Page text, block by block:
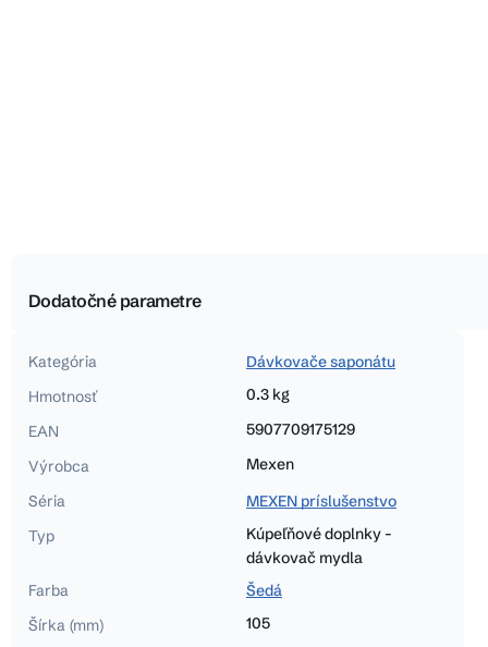
Dodatočné parametre
Kategória
Dávkovače saponátu
Hmotnosť
0.3 kg
EAN
5907709175129
Výrobca
Mexen
Séria
MEXEN príslušenstvo
Typ
Kúpeľňové doplnky -
dávkovač mydla
Farba
Šedá
Šírka (mm)
105